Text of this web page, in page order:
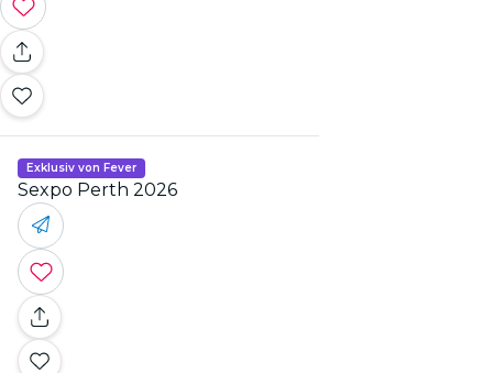
Exklusiv von Fever
Sexpo Perth 2026